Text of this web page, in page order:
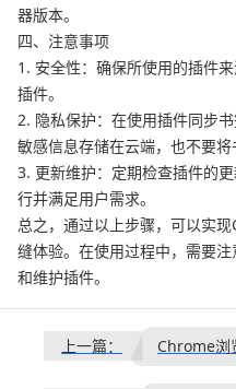
器版本。
四、注意事项
1. 安全性：确保所使用的插件
插件。
2. 隐私保护：在使用插件同步
敏感信息存储在云端，也不要将
3. 更新维护：定期检查插件的
行并满足用户需求。
总之，通过以上步骤，可以实
缝体验。在使用过程中，需要
和维护插件。
上一篇：